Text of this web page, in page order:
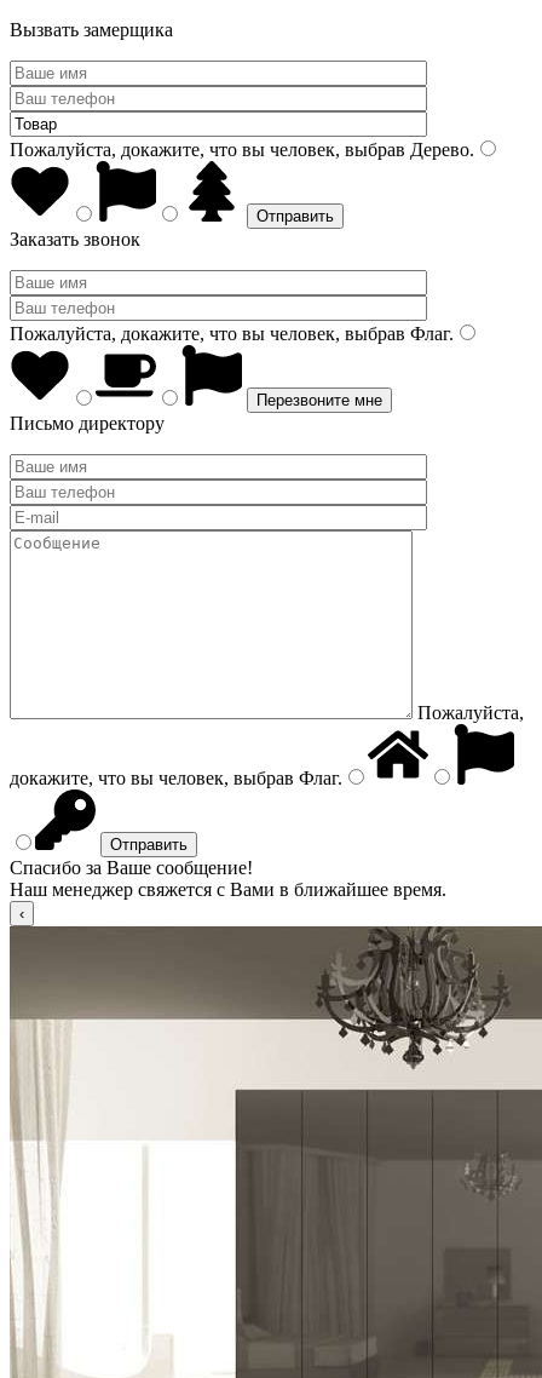
Вызвать замерщика
Пожалуйста, докажите, что вы человек, выбрав Дерево.
Заказать звонок
Пожалуйста, докажите, что вы человек, выбрав Флаг.
Письмо директору
Пожалуйста,
докажите, что вы человек, выбрав Флаг.
Спасибо за Ваше сообщение!
Наш менеджер свяжется с Вами в ближайшее время.